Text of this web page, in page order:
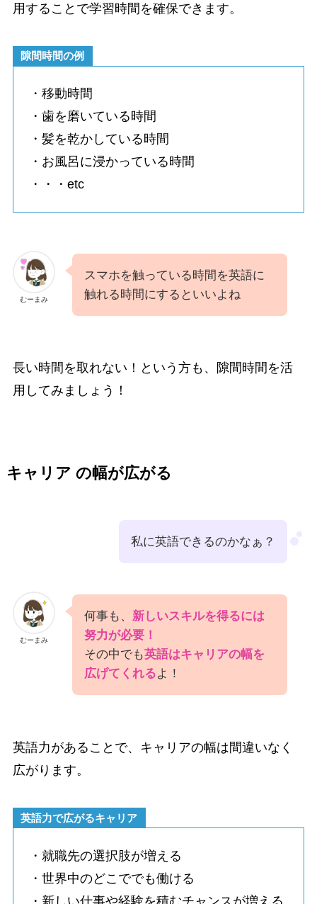
用することで学習時間を確保できます。
隙間時間の例
・移動時間
・歯を磨いている時間
・髪を乾かしている時間
・お風呂に浸かっている時間
・・・etc
むーまみ
スマホを触っている時間を英語に
触れる時間にするといいよね
長い時間を取れない！という方も、隙間時間を活
用してみましょう！
キャリア の幅が広がる
私に英語できるのかなぁ？
むーまみ
何事も、 新しいスキルを得るには
努力が必要！
その中でも英語はキャリアの幅を
広げてくれるよ！
英語力があることで、キャリアの幅は間違いなく
広がります。
英語力で広がるキャリア
・就職先の選択肢が増える
・世界中のどこででも働ける
・新しい仕事や経験を積むチャンスが増える